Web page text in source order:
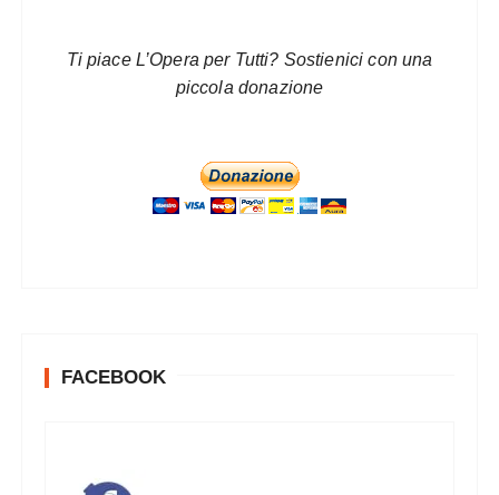
Ti piace L’Opera per Tutti? Sostienici con una
piccola donazione
FACEBOOK